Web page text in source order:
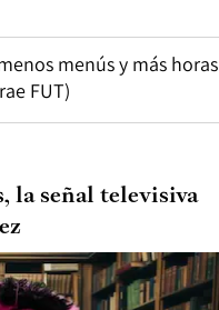
menús y más horas
FUT)
la señal televisiva